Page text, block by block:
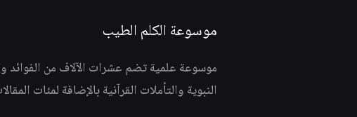
موسوعة الكلم الطيب
موسوعة علمية تضم عشرات الآلاف من الفوائد
النبوية والتأملات القرآنية بالإضافة لمئات